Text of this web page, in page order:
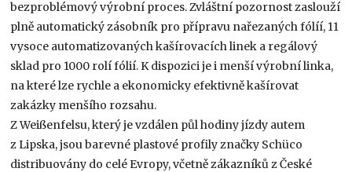
bezproblémový výrobní proces. Zvláštní pozornost zaslouží
plně automatický zásobník pro přípravu nařezaných fólíí, 11
vysoce automatizovaných kašírovacích linek a regálový
sklad pro 1000 rolí fólií. K dispozici je i menší výrobní linka,
na které lze rychle a ekonomicky efektivně kašírovat
zakázky menšího rozsahu.
Z Weißenfelsu, který je vzdálen půl hodiny jízdy autem
z Lipska, jsou barevné plastové profily značky Schüco
distribuovány do celé Evropy, včetně zákazníků z České